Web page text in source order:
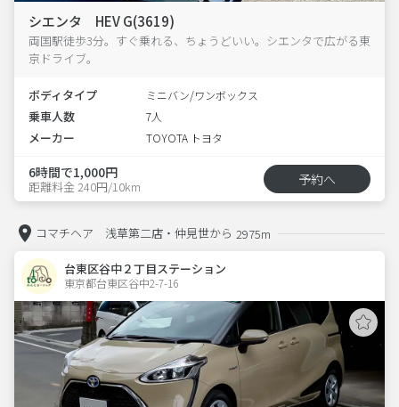
シエンタ HEV G(3619)
両国駅徒歩3分。すぐ乗れる、ちょうどいい。シエンタで広がる東
京ドライブ。
ボディタイプ ミニバン/ワンボックス
乗車人数 7人
メーカー TOYOTA トヨタ
6時間で1,000円
距離料金 240円/10km 予約へ
コマチヘア 浅草第二店・仲見世から 2975m
台東区谷中２丁目ステーション
東京都台東区谷中2-7-16